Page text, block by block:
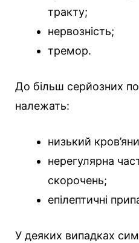
тракту;
нервозність;
тремор.
До більш серйозних
належать:
низький
нерегулярна
скорочень;
епілептичні
У деяких випадках